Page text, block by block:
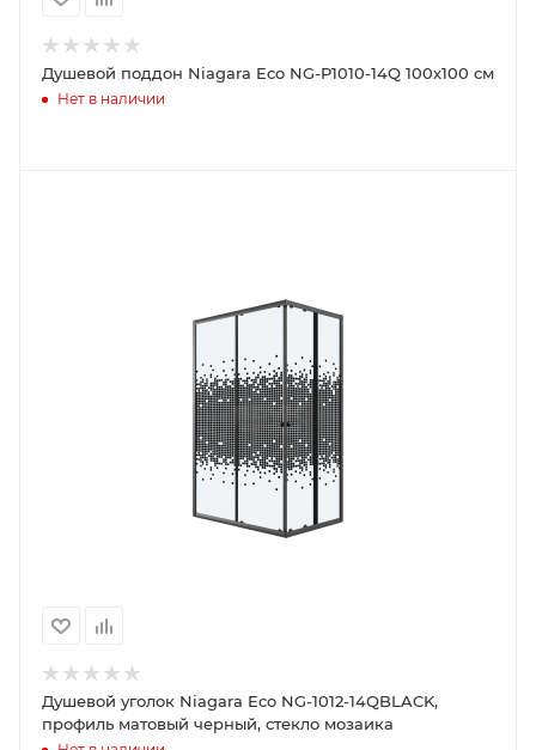
Душевой поддон Niagara Eco NG-P1010-14Q 100х100 см
Нет в наличии
Душевой уголок Niagara Eco NG-1012-14QBLACK,
профиль матовый черный, стекло мозаика